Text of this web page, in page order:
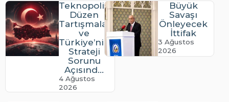
Teknopolitik
Düzen
Tartışmaları
ve
Türkiye’nin
Strateji
Sorunu
Açısınd...
4 Ağustos
2026
Büyük
Savaşı
Önleyecek
İttifak
3 Ağustos
2026